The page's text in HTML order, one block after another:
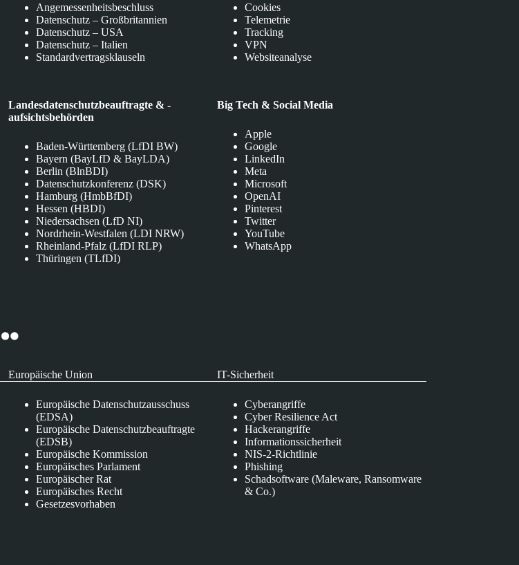
Angemessenheitsbeschluss
Datenschutz – Großbritannien
Datenschutz – USA
Datenschutz – Italien
Standardvertragsklauseln
Landesdatenschutzbeauftragte & -
aufsichtsbehörden
Baden-Württemberg (LfDI BW)
Bayern (BayLfD & BayLDA)
Berlin (BlnBDI)
Datenschutzkonferenz (DSK)
Hamburg (HmbBfDI)
Hessen (HBDI)
Niedersachsen (LfD NI)
Nordrhein-Westfalen (LDI NRW)
Rheinland-Pfalz (LfDI RLP)
Thüringen (TLfDI)
Cookies
Telemetrie
Tracking
VPN
Websiteanalyse
Big Tech & Social Media
Apple
Google
LinkedIn
Meta
Microsoft
OpenAI
Pinterest
Twitter
YouTube
WhatsApp
Europäische Union
Europäische Datenschutzausschuss
(EDSA)
Europäische Datenschutzbeauftragte
(EDSB)
Europäische Kommission
Europäisches Parlament
Europäischer Rat
Europäisches Recht
Gesetzesvorhaben
IT-Sicherheit
Cyberangriffe
Cyber Resilience Act
Hackerangriffe
Informationssicherheit
NIS-2-Richtlinie
Phishing
Schadsoftware (Maleware, Ransomware
& Co.)